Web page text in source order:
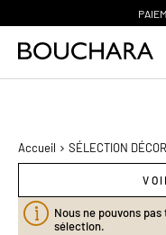
Accueil SÉLECTION
Nous ne pouvons
sélection.